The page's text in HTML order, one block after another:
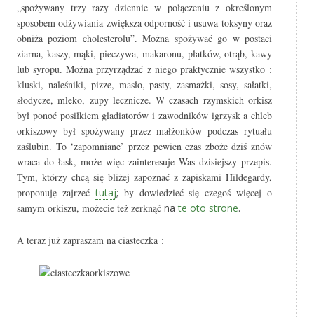
„spożywany trzy razy dziennie w połączeniu z określonym
sposobem odżywiania zwiększa odporność i usuwa toksyny oraz
obniża poziom cholesterolu”. Można spożywać go w postaci
ziarna, kaszy, mąki, pieczywa, makaronu, płatków, otrąb, kawy
lub syropu. Można przyrządzać z niego praktycznie wszystko :
kluski, naleśniki, pizze, masło, pasty, zasmażki, sosy, sałatki,
słodycze, mleko, zupy lecznicze. W czasach rzymskich orkisz
był ponoć posiłkiem gladiatorów i zawodników igrzysk a chleb
orkiszowy był spożywany przez małżonków podczas rytuału
zaślubin. To ‘zapomniane’ przez pewien czas zboże dziś znów
wraca do łask, może więc zainteresuje Was dzisiejszy przepis.
Tym, którzy chcą się bliżej zapoznać z zapiskami Hildegardy,
proponuję zajrzećtutaj; by dowiedzieć się czegoś więcej o
samym orkiszu, możecie też zerknąć nate oto strone.
A teraz już zapraszam na ciasteczka :